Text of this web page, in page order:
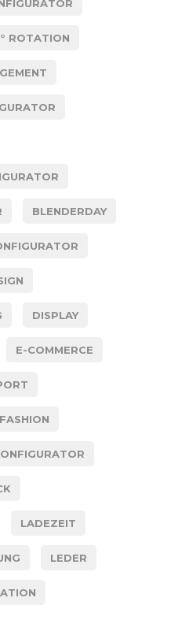
ROTATION
BLENDERDAY
DISPLAY
E-COMMERCE
FASHION
LADEZEIT
LEDER